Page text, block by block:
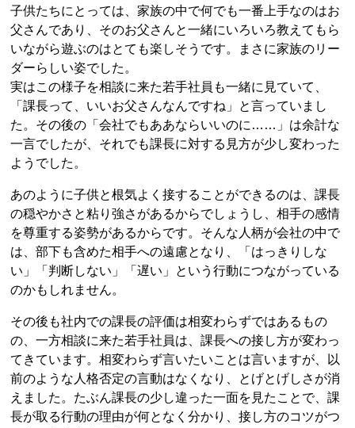
子供たちにとっては、家族の中で何でも一番上手なのはお
父さんであり、そのお父さんと一緒にいろいろ教えてもら
いながら遊ぶのはとても楽しそうです。まさに家族のリー
ダーらしい姿でした。
実はこの様子を相談に来た若手社員も一緒に見ていて、
「課長って、いいお父さんなんですね」と言っていまし
た。その後の「会社でもああならいいのに……」は余計な
一言でしたが、それでも課長に対する見方が少し変わった
ようでした。
あのように子供と根気よく接することができるのは、課長
の穏やかさと粘り強さがあるからでしょうし、相手の感情
を尊重する姿勢があるからです。そんな人柄が会社の中で
は、部下も含めた相手への遠慮となり、「はっきりしな
い」「判断しない」「遅い」という行動につながっている
のかもしれません。
その後も社内での課長の評価は相変わらずではあるもの
の、一方相談に来た若手社員は、課長への接し方が変わっ
てきています。相変わらず言いたいことは言いますが、以
前のような人格否定の言動はなくなり、とげとげしさが消
えました。たぶん課長の少し違った一面を見たことで、課
長が取る行動の理由が何となく分かり、接し方のコツがつ